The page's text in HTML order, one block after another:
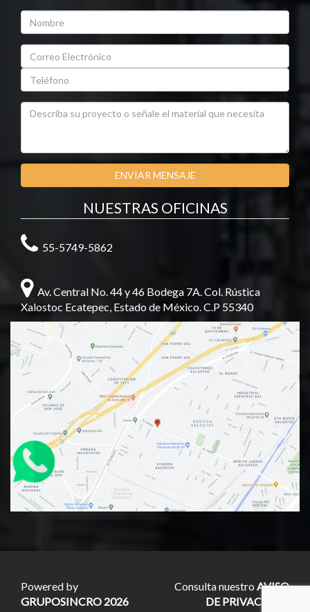
NUESTRAS OFICINAS
55-5749-5862
Av. Central No. 44 y 46 Bodega 7A. Col. Rústica
Xalostoc Ecatepec, Estado de México. C.P 55340
Powered by
GRUPOSINCRO 2026
Consulta nuestro AVISO
DE PRIVACIDAD